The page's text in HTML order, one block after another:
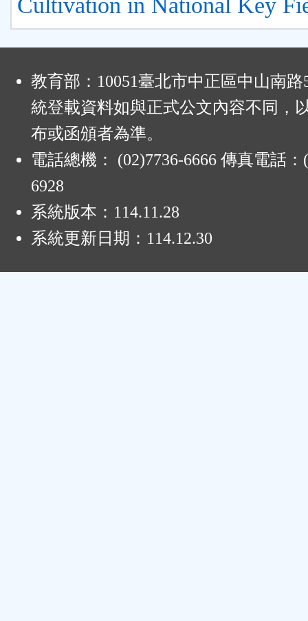
Cultivation in National Key
教育部：10051臺北市中正區中山南
統登載資料如與正式公文內容不同，
布或函頒者為準。
電話總機： (02)7736-6666 傳真電話：
6928
系統版本： 114.11.28
系統更新日期： 114.12.30